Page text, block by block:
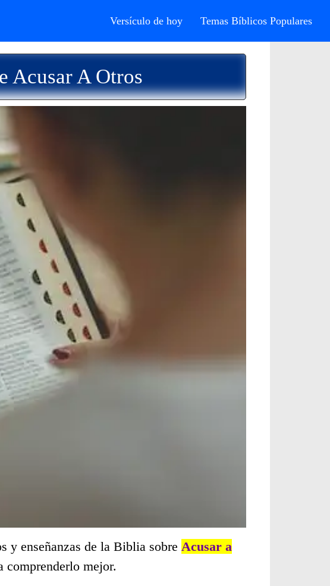
Versículo de hoy Temas Bíblicos Populares
Acusar A Otros
y enseñanzas de la Biblia sobre Acusar a
comprenderlo mejor.